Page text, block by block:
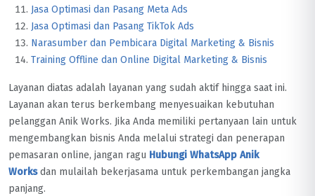
Jasa Optimasi dan Pasang Meta Ads
Jasa Optimasi dan Pasang TikTok Ads
Narasumber dan Pembicara Digital Marketing & Bisnis
Training Offline dan Online Digital Marketing & Bisnis
Layanan diatas adalah layanan yang sudah aktif hingga saat ini.
Layanan akan terus berkembang menyesuaikan kebutuhan
pelanggan Anik Works. Jika Anda memiliki pertanyaan lain untuk
mengembangkan bisnis Anda melalui strategi dan penerapan
pemasaran online, jangan ragu Hubungi WhatsApp Anik
Worksdan mulailah bekerjasama untuk perkembangan jangka
panjang.